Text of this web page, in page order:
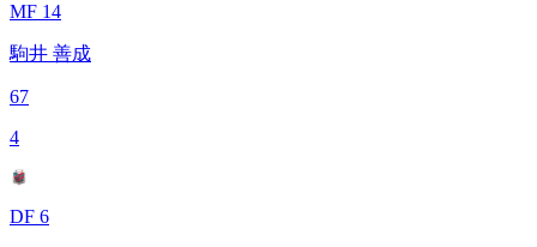
MF 14
駒井 善成
67
4
DF 6